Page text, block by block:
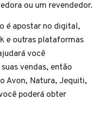
ou um revendedor.
é apostar no digital,
e outras plataformas
você
vendas, então
Avon, Natura, Jequiti,
poderá obter